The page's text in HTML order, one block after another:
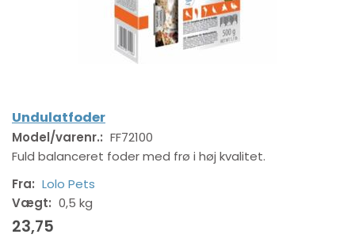
Undulatfoder
Model/varenr.: FF72100
Fuld balanceret foder med frø i høj kvalitet.
Fra: Lolo Pets
Vægt: 0,5 kg
23,75